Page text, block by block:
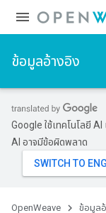
ข้อมูลอ้างอิง
Google ใช้เทคโนโลยี
AI อาจมีข้อผิดพลาด
OpenWeave ข้อมูล